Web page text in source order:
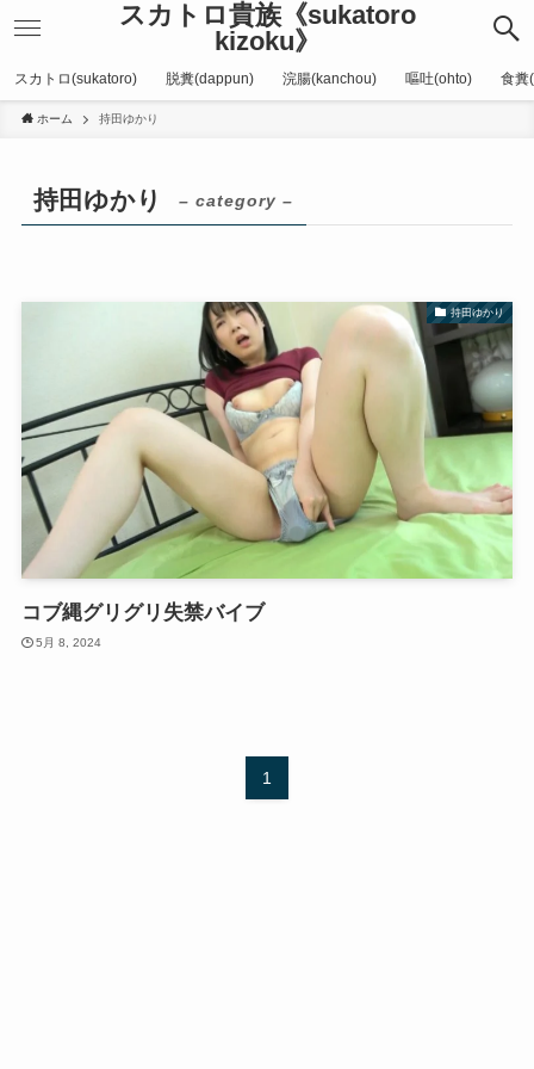
スカトロ貴族《sukatoro
kizoku》
スカトロ(sukatoro) 脱糞(dappun) 浣腸(kanchou) 嘔吐(ohto) 食糞
ホーム 持田ゆかり
持田ゆかり – category –
持田ゆかり
コブ縄グリグリ失禁バイブ
5月 8, 2024
1